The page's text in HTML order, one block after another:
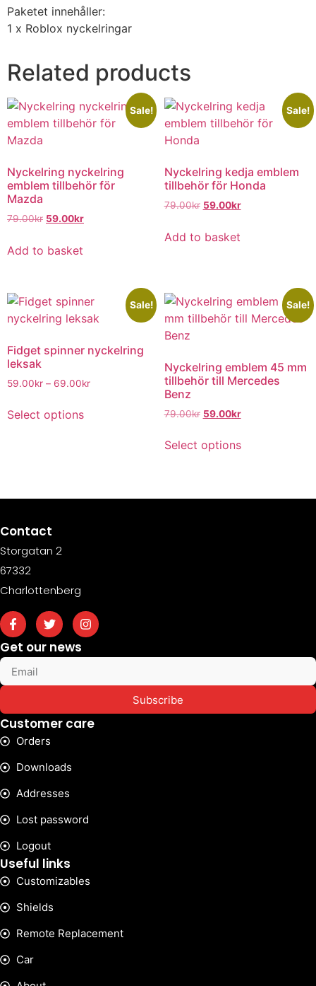
Paketet innehåller:
1 x Roblox nyckelringar
Related products
Sale!
Nyckelring nyckelring
emblem tillbehör för
Mazda
79.00kr 59.00kr
Add to basket
Sale!
Nyckelring kedja emblem
tillbehör för Honda
79.00kr 59.00kr
Add to basket
Sale!
Fidget spinner nyckelring
leksak
59.00kr – 69.00kr
Select options
Sale!
Nyckelring emblem 45 mm
tillbehör till Mercedes
Benz
79.00kr 59.00kr
Select options
Contact
Storgatan 2
67332
Charlottenberg
Get our news
Subscribe
Customer care
Orders
Downloads
Addresses
Lost password
Logout
Useful links
Customizables
Shields
Remote Replacement
Car